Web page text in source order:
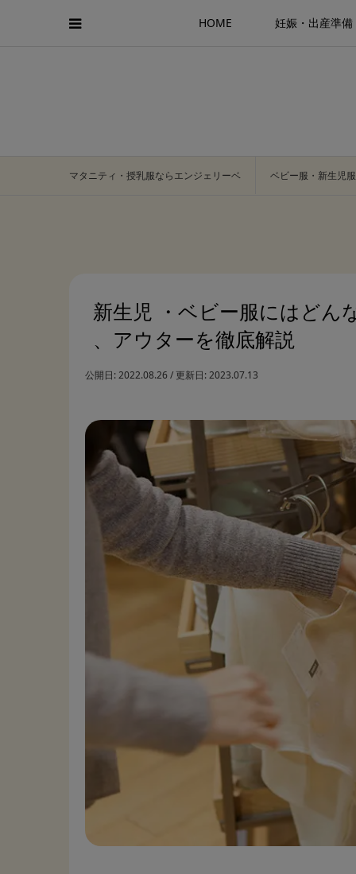
HOME 妊娠・出産準備
マタニティ・授乳服ならエンジェリーベ ベビー服・新生児服
新生児 ・ベビー服にはどん
、アウターを徹底解説
公開日:2022.08.26/更新日:2023.07.13